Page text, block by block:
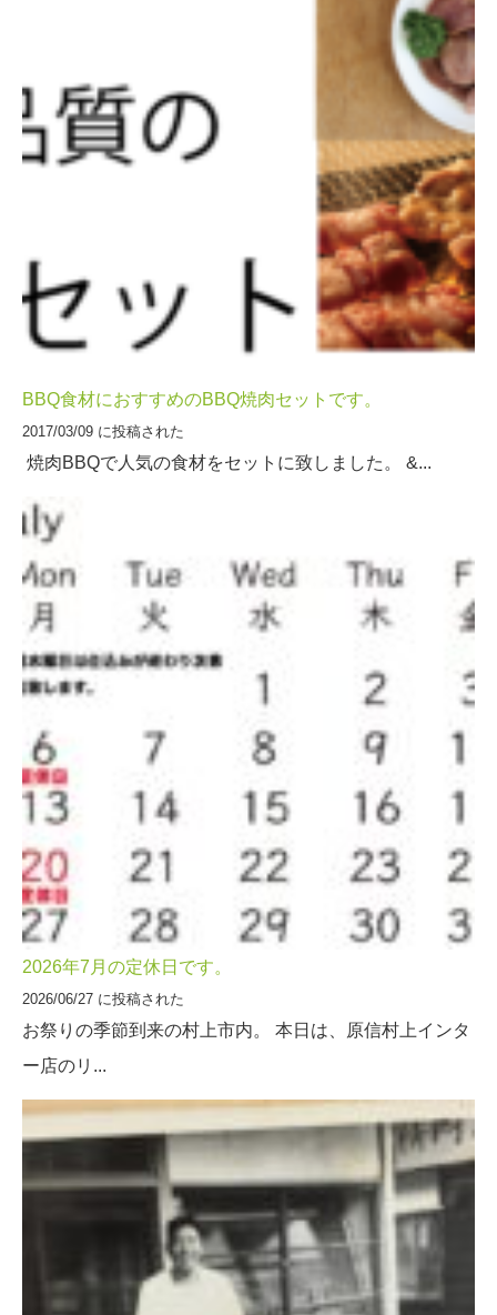
BBQ食材におすすめのBBQ焼肉セットです。
2017/03/09 に投稿された
焼肉BBQで人気の食材をセットに致しました。 &...
2026年7月の定休日です。
2026/06/27 に投稿された
お祭りの季節到来の村上市内。 本日は、原信村上インタ
ー店のリ...